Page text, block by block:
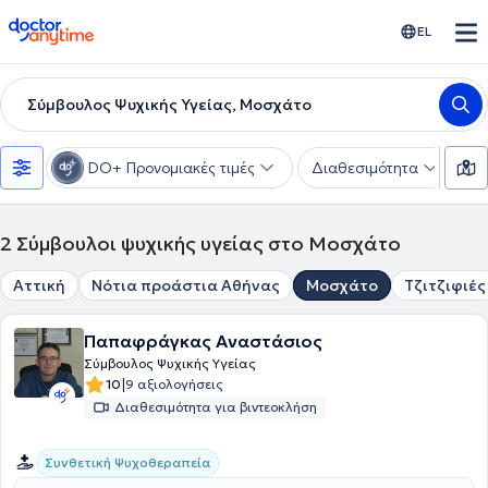
doctoranytime EL
Σύμβουλος Ψυχικής Υγείας, Μοσχάτο
DO+ Προνομιακές τιμές Διαθεσιμότητα
2 Σύμβουλοι ψυχικής υγείας στο Μοσχάτο
Αττική Νότια προάστια Αθήνας Μοσχάτο Τζιτζιφιές
Παπαφράγκας Αναστάσιος
Σύμβουλος Ψυχικής Υγείας
10|9 αξιολογήσεις
Διαθεσιμότητα για βιντεοκλήση
Συνθετική Ψυχοθεραπεία